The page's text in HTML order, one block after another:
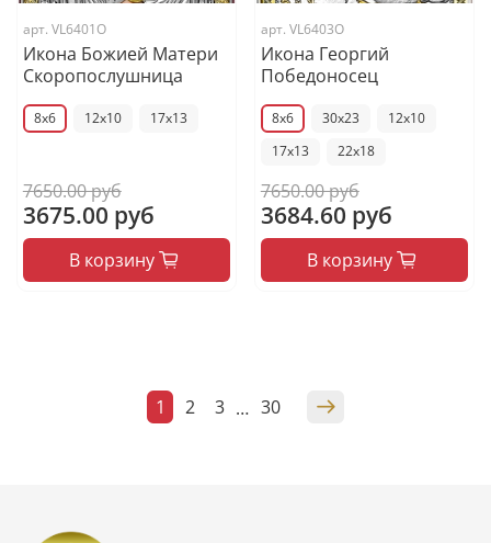
арт. VL6401O
Икона Божией Матери
Скоропослушница
8x6 12x10 17x13
7650.00 руб
3675.00 руб
В корзину
арт. VL6403O
Икона Георгий
Победоносец
8x6 30x23
12x10
17x13
22x18
7650.00 руб
3684.60 руб
В корзину
1 2 3 … 30